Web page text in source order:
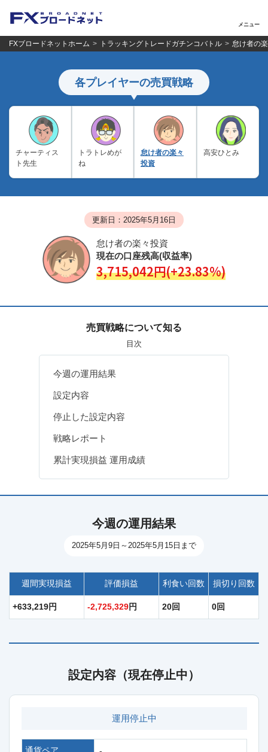
メニュー
FXブロードネットホーム トラッキングトレードガチンコバトル 怠け者の
各プレイヤーの売買戦略
チャーティス
ト先生
トラトレめが
ね
怠け者の楽々
投資
高安ひとみ
更新日：2025年5月16日
怠け者の楽々投資
現在の口座残高(収益率)
3,715,042円(+23.83%)
今週の運用結果
2025年5月9日～2025年5月15日まで
週間実現損益 評価損益 利食い回数 損切り回数
+633,219円 -2,725,329 円 20回 0回
設定内容（現在停止中）
運用停止中
売買戦略について知る
目次
今週の運用結果
設定内容
停止した設定内容
戦略レポート
累計実現損益 運用成績